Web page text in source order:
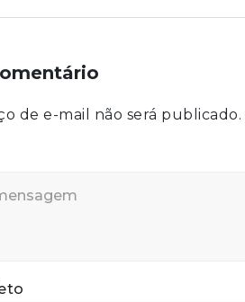
de e-mail não será publicado.